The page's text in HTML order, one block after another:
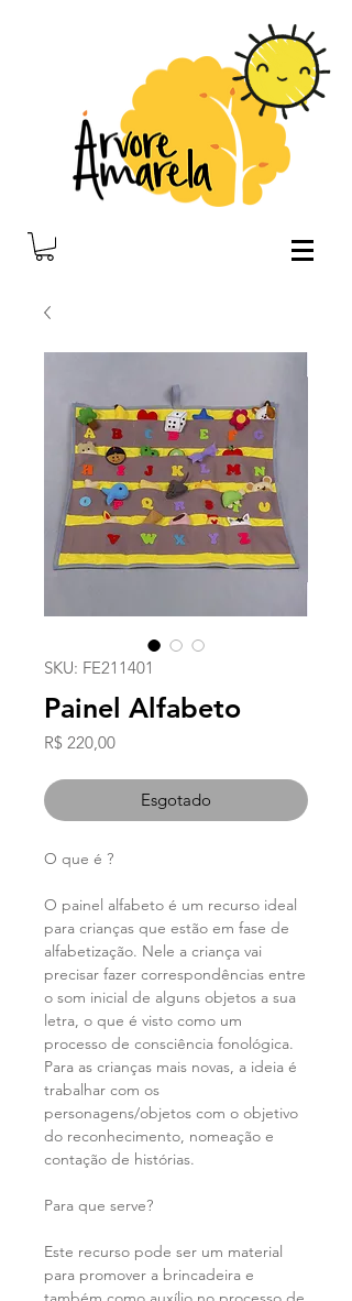
SKU: FE211401
Painel Alfabeto
R$ 220,00Preço
Esgotado
O que é ?
O painel alfabeto é um recurso ideal
para crianças que estão em fase de
alfabetização. Nele a criança vai
precisar fazer correspondências entre
o som inicial de alguns objetos a sua
letra, o que é visto como um
processo de consciência fonológica.
Para as crianças mais novas, a ideia é
trabalhar com os
personagens/objetos com o objetivo
do reconhecimento, nomeação e
contação de histórias.
Para que serve?
Este recurso pode ser um material
para promover a brincadeira e